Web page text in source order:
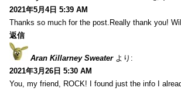
2021年5月4日 5:39 AM
Thanks so much for the post.Really thank you!
返信
Aran Killarney Sweater より:
2021年3月26日 5:30 AM
You, my friend, ROCK! I found just the info I